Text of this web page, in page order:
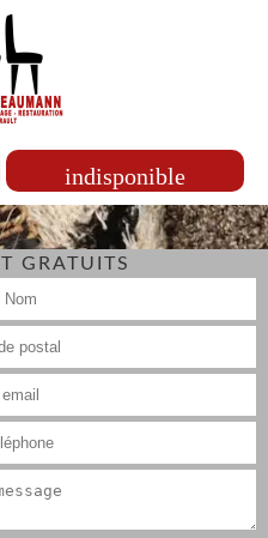
indisponible
GRATUITS